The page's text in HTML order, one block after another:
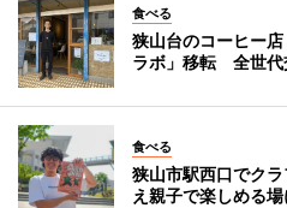
食べる
狭山台のコーヒー
ラボ」移転 全世代
食べる
狭山市駅西口でク
え親子で楽しめる場